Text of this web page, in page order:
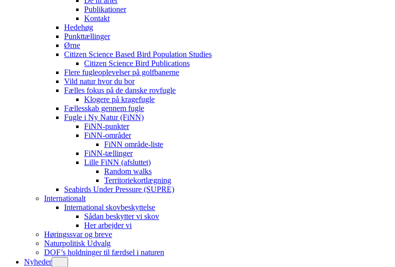
Publikationer
Kontakt
Hedehøg
Punkttællinger
Ørne
Citizen Science Based Bird Population Studies
Citizen Science Bird Publications
Flere fugleoplevelser på golfbanerne
Vild natur hvor du bor
Fælles fokus på de danske rovfugle
Klogere på kragefugle
Fællesskab gennem fugle
Fugle i Ny Natur (FiNN)
FiNN-punkter
FiNN-områder
FiNN område-liste
FiNN-tællinger
Lille FiNN (afsluttet)
Random walks
Territoriekortlægning
Seabirds Under Pressure (SUPRE)
Internationalt
International skovbeskyttelse
Sådan beskytter vi skov
Her arbejder vi
Høringssvar og breve
Naturpolitisk Udvalg
DOF’s holdninger til færdsel i naturen
Nyheder